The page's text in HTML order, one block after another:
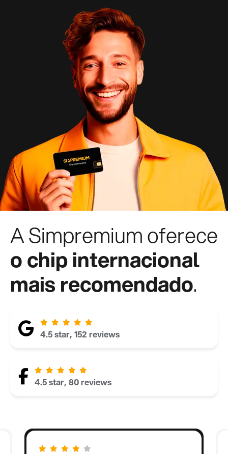
A Simpremium oferece
o chip internacional
mais recomendado.
4.5 star, 152 reviews
4.5 star, 80 reviews